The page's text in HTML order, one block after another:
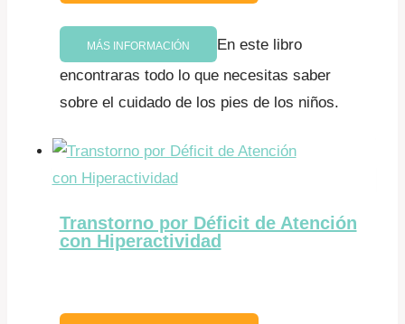
MÁS INFORMACIÓN
En este libro
encontraras todo lo que necesitas saber
sobre el cuidado de los pies de los niños.
Transtorno por Déficit de Atención
con Hiperactividad